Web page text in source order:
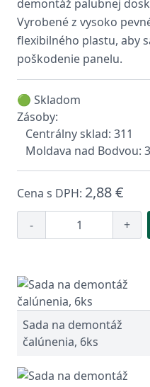
demontáž palubnej
Vyrobené z vysoko
flexibilného plastu, aby
poškodenie panelu.
🟢 Skladom
Zásoby:
Centrálny sklad: 311
Moldava nad Bodvou: 3
Cena s DPH: 2,88 €
- +
Sada na demontáž
čalúnenia, 6ks